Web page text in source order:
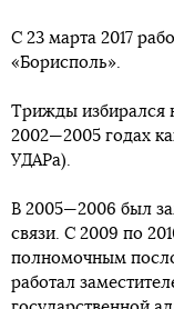
С 23 марта 2017
«Борисполь».
Трижды избирался
2002—2005 годах
УДАРа).
В 2005—2006 был
связи. С 2009 по
полномочным
работал